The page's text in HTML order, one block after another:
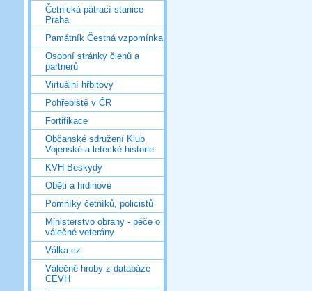
Četnická pátrací stanice
Praha
Památník Čestná vzpomínka
Osobní stránky členů a
partnerů
Virtuální hřbitovy
Pohřebiště v ČR
Fortifikace
Občanské sdružení Klub
Vojenské a letecké historie
KVH Beskydy
Oběti a hrdinové
Pomníky četníků, policistů
Ministerstvo obrany - péče o
válečné veterány
Válka.cz
Válečné hroby z databáze
CEVH